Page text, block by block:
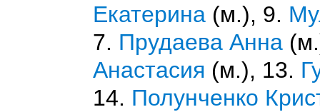
Екатерина (м.), 9.
7. Прудаева Анна
Анастасия (м.), 13.
14. Полунченко